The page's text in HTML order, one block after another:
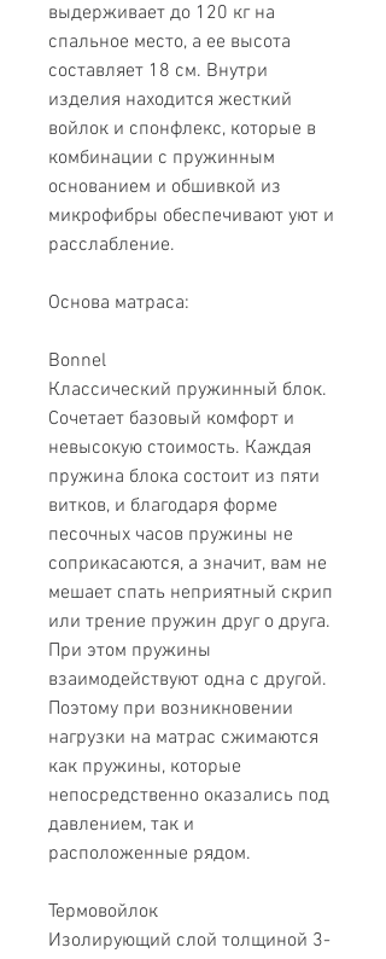
выдерживает до 120 кг на
спальное место, а ее высота
составляет 18 см. Внутри
изделия находится жесткий
войлок и спонфлекс, которые в
комбинации с пружинным
основанием и обшивкой из
микрофибры обеспечивают уют и
расслабление.
Основа матраса:
Bonnel
Классический пружинный блок.
Сочетает базовый комфорт и
невысокую стоимость. Каждая
пружина блока состоит из пяти
витков, и благодаря форме
песочных часов пружины не
соприкасаются, а значит, вам не
мешает спать неприятный скрип
или трение пружин друг о друга.
При этом пружины
взаимодействуют одна с другой.
Поэтому при возникновении
нагрузки на матрас сжимаются
как пружины, которые
непосредственно оказались под
давлением, так и
расположенные рядом.
Термовойлок
Изолирующий слой толщиной 3-